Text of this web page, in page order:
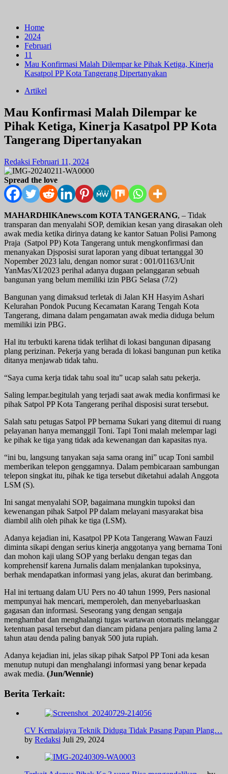
Home
2024
Februari
11
Mau Konfirmasi Malah Dilempar ke Pihak Ketiga, Kinerja
Kasatpol PP Kota Tangerang Dipertanyakan
Artikel
Mau Konfirmasi Malah Dilempar ke
Pihak Ketiga, Kinerja Kasatpol PP Kota
Tangerang Dipertanyakan
Redaksi Februari 11, 2024
Spread the love
MAHARDHIKAnews.com KOTA TANGERANG, – Tidak
transparan dan menyalahi SOP, demikian kesan yang dirasakan oleh
awak media ketika dirinya datang ke kantor Satuan Polisi Pamong
Praja (Satpol PP) Kota Tangerang untuk mengkonfirmasi dan
menanyakan Djsposisi surat laporan yang dibuat tertanggal 30
Nopember 2023 lalu, dengan nomor surat : 001/01163/Unit
YanMas/XI/2023 perihal adanya dugaan pelanggaran sebuah
bangunan yang belum memiliki izin PBG Selasa (7/2)
Bangunan yang dimaksud terletak di Jalan KH Hasyim Ashari
Kelurahan Pondok Pucung Kecamatan Karang Tengah Kota
Tangerang, dimana dalam pengamatan awak media diduga belum
memiliki izin PBG.
Hal itu terbukti karena tidak terlihat di lokasi bangunan dipasang
plang perizinan. Pekerja yang berada di lokasi bangunan pun ketika
ditanya menjawab tidak tahu.
“Saya cuma kerja tidak tahu soal itu” ucap salah satu pekerja.
Saling lempar.begitulah yang terjadi saat awak media konfirmasi ke
pihak Satpol PP Kota Tangerang perihal disposisi surat tersebut.
Salah satu petugas Satpol PP bernama Sukari yang ditemui di ruang
pelayanan hanya memanggil Toni. Tapi Toni malah melempar lagi
ke pihak ke tiga yang tidak ada kewenangan dan kapasitas nya.
“ini bu, langsung tanyakan saja sama orang ini” ucap Toni sambil
memberikan telepon genggamnya. Dalam pembicaraan sambungan
telepon singkat itu, pihak ke tiga tersebut diketahui adalah Anggota
LSM (S).
Ini sangat menyalahi SOP, bagaimana mungkin tupoksi dan
kewenangan pihak Satpol PP dalam melayani masyarakat bisa
diambil alih oleh pihak ke tiga (LSM).
Adanya kejadian ini, Kasatpol PP Kota Tangerang Wawan Fauzi
diminta sikapi dengan serius kinerja anggotanya yang bernama Toni
dan mohon kaji ulang SOP yang berlaku dengan tegas dan
komprehensif karena Jurnalis dalam menjalankan tupoksinya,
berhak mendapatkan informasi yang jelas, akurat dan berimbang.
Hal ini tertuang dalam UU Pers no 40 tahun 1999, Pers nasional
mempunyai hak mencari, memperoleh, dan menyebarluaskan
gagasan dan informasi. Seseorang yang dengan sengaja
menghambat dan menghalangi tugas wartawan otomatis melanggar
ketentuan pasal tersebut dan diancam pidana penjara paling lama 2
tahun atau denda paling banyak 500 juta rupiah.
Adanya kejadian ini, jelas sikap pihak Satpol PP Toni ada kesan
menutup nutupi dan menghalangi informasi yang benar kepada
awak media. (Jun/Wennie)
Berita Terkait:
CV Kemalajaya Teknik Diduga Tidak Pasang Papan Plang…
by Redaksi Juli 29, 2024